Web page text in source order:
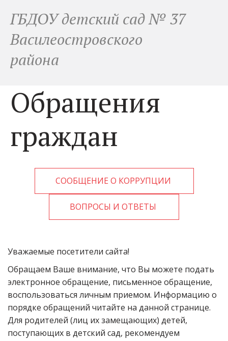
ГБДОУ детский сад № 37
Василеостровского
района
Обращения
граждан
СООБЩЕНИЕ О КОРРУПЦИИ
ВОПРОСЫ И ОТВЕТЫ
Уважаемые посетители сайта!
Обращаем Ваше внимание, что Вы можете подать
электронное обращение, письменное обращение,
воспользоваться личным приемом. Информацию о
порядке обращений читайте на данной странице.
Для родителей (лиц их замещающих) детей,
поступающих в детский сад, рекомендуем